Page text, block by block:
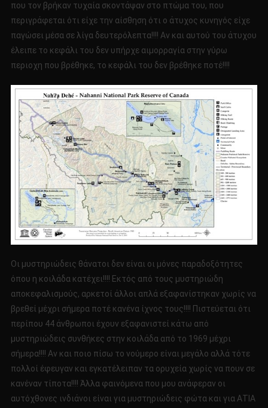
που τον βρήκαν τυχαία σκοντάψαν στο πτώμα του, που
περιγράφεται ότι είχε την αίσθηση ότι ο άτυχος κυνηγός είχε
παγώσει μέσα σε λίγα δευτερόλεπτα!!!! Αν και αυτού του άτυχου
έλειπε το κεφάλι του δεν υπήρχε αιμορραγία στην γύρω
περιοχη που βρέθηκε, το κεφάλι του δεν βρέθηκε ποτέ!!!!
Οι μυστηριώδεις θάνατοι δεν είναι οι μόνες παραδοξότητες
όπου η κοιλάδα κατέχει!!!! Εκτός από τους μυστηριώδη
αποκεφαλισμούς, αρκετοί άλλοι απλά εξαφανίστηκαν χωρίς να
βρεθεί μέχρι σήμερα ποτέ κανένα ίχνος τους!!!! Πιστεύεται ότι
περίπου 44 άνθρωποι έχουν εξαφανιστεί κάτω από
μυστηριώδεις συνθήκες στην κοιλάδα από το 1969 μέχρι
σήμερα!!!! Αν και ποιο πίσω το νούμερο είναι μεγάλο αλλά τότε
πολλοί έφευγαν και εγκατέλειπαν τα ορυχεία χωρίς να πουν σε
κανέναν τίποτα!!!! Άλλα φαινόμενα που μου ανάφεραν οι
αυτόχθονες ινδιάνοι είναι για μυστηριώδεις φώτα και για ΑΤΙΑ